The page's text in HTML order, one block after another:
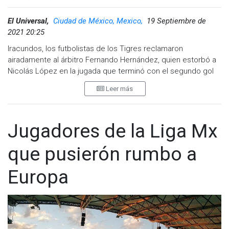
El Universal, Ciudad de México, Mexico,
19 Septiembre de
2021 20:25
Iracundos, los futbolistas de los Tigres reclamaron
airadamente al árbitro Fernando Hernández, quien estorbó a
Nicolás López en la jugada que terminó con el segundo gol
de los Rayados, ese que oficializó la victoria local en el
clásico regiomontano (2-0).
pelota, lo que Matías Kranevitter aprovechó para robarla e
iniciar la acción que él mismo terminó (90’), pero Hernández
se escudó en que no tocó el esférico.
Explosivo final a un duelo que tuvo más patadas que pasión,
aunque Javier Aguirre lo festejó con todo, porque sabe que
ha ganado el crédito que necesitaba.
A unos cuantos metros, Miguel Herrera personificó al otro
lado de la moneda. El Piojo sabe que perder en su debut
Leer más
Jugadores de la Liga Mx
que pusierón rumbo a
Europa